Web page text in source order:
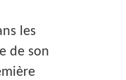
les
de son